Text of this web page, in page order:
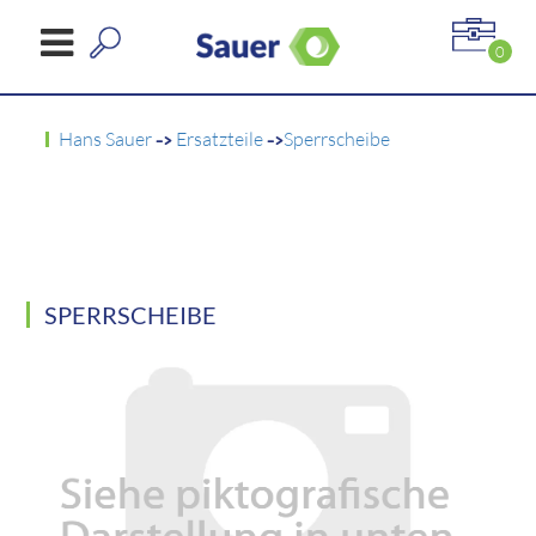
0
Hans Sauer-> Ersatzteile->Sperrscheibe
SPERRSCHEIBE